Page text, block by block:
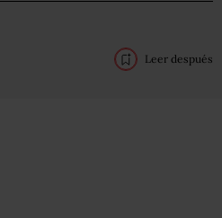
Leer después